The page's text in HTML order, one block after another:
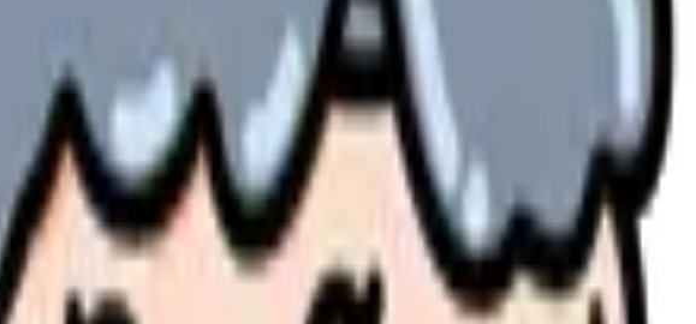
で少し話してみませんか。
つらいのか、辞めるべきか、少し休むべきかを一緒に整理します。